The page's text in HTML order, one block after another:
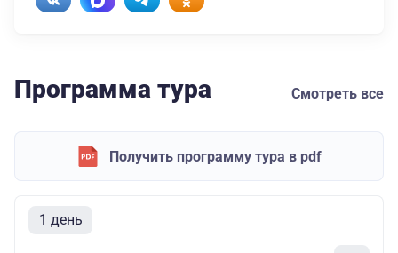
Программа тура Смотреть все
Получить программу тура в pdf
1 день